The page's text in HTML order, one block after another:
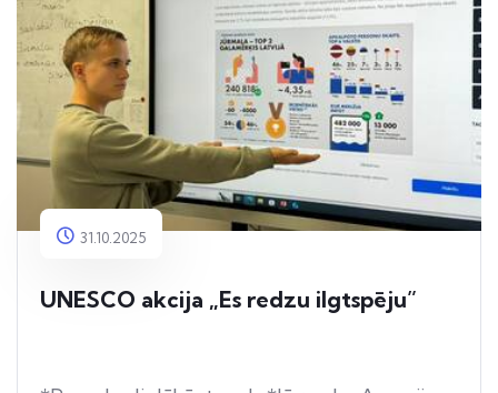
31.10.2025
UNESCO akcija „Es redzu ilgtspēju”